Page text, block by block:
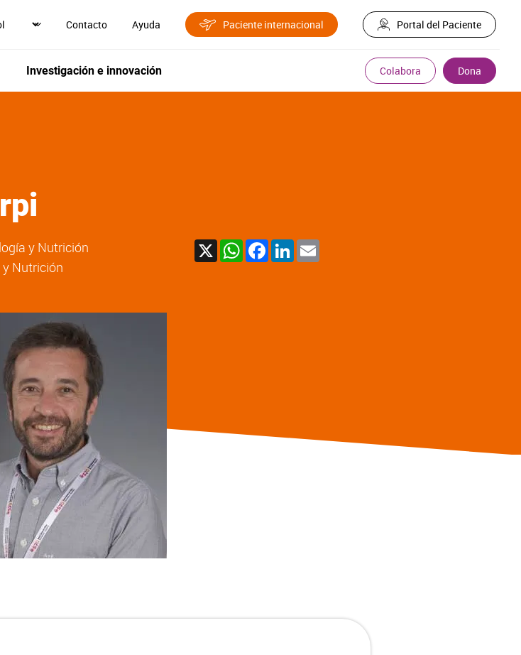
Contacto Ayuda Paciente internacional Portal del Paciente
Investigación e innovación Colabora Dona
y Nutrición
Nutrición
X WhatsAppFacebook
LinkedIn